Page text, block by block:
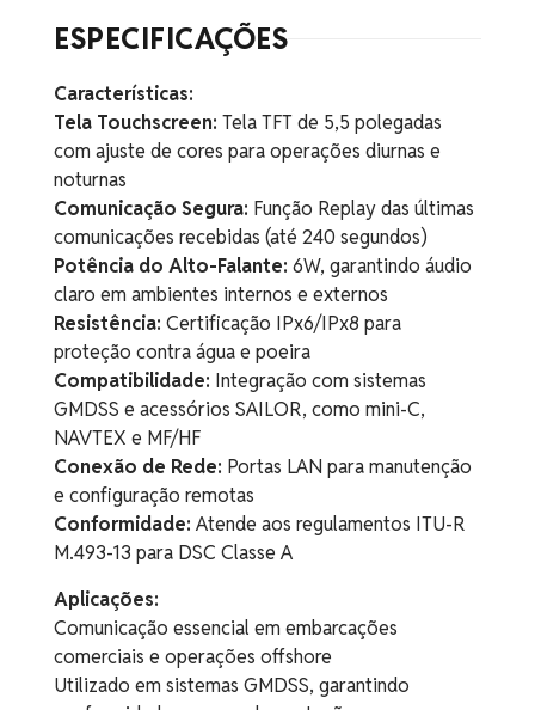
ESPECIFICAÇÕES
Características:
Tela Touchscreen: Tela TFT de 5,5 polegadas
com ajuste de cores para operações diurnas e
noturnas
Comunicação Segura: Função Replay das últimas
comunicações recebidas (até 240 segundos)
Potência do Alto-Falante: 6W, garantindo áudio
claro em ambientes internos e externos
Resistência: Certificação IPx6/IPx8 para
proteção contra água e poeira
Compatibilidade: Integração com sistemas
GMDSS e acessórios SAILOR, como mini-C,
NAVTEX e MF/HF
Conexão de Rede: Portas LAN para manutenção
e configuração remotas
Conformidade: Atende aos regulamentos ITU-R
M.493-13 para DSC Classe A
Aplicações:
Comunicação essencial em embarcações
comerciais e operações offshore
Utilizado em sistemas GMDSS, garantindo